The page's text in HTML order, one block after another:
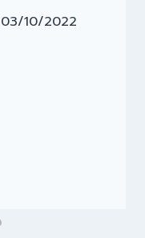
03/10/2022